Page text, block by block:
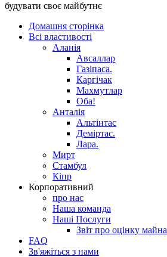
будувати своє майбутнє
Домашня сторінка
Всі властивості
Аланія
Авсаллар
Газіпаса.
Каргічак
Махмутлар
Оба!
Анталія
Альтінтас
Деміртас.
Лара.
Мирт
Стамбул
Кіпр
Корпоративний
про нас
Наша команда
Наші Послуги
Звіт про оцінку майна
FAQ
Зв'яжіться з нами